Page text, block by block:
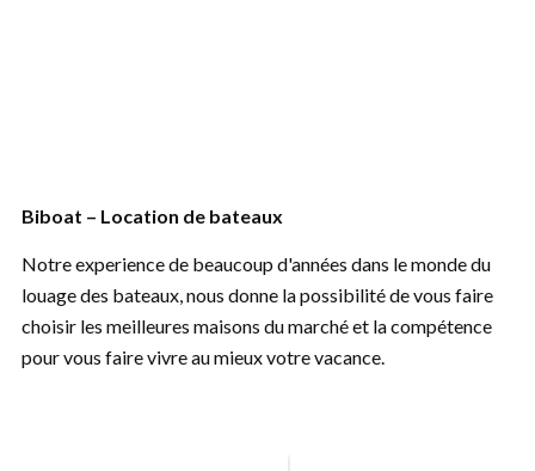
Biboat – Location de bateaux
Notre experience de beaucoup d'années dans le monde du
louage des bateaux, nous donne la possibilité de vous faire
choisir les meilleures maisons du marché et la compétence
pour vous faire vivre au mieux votre vacance.